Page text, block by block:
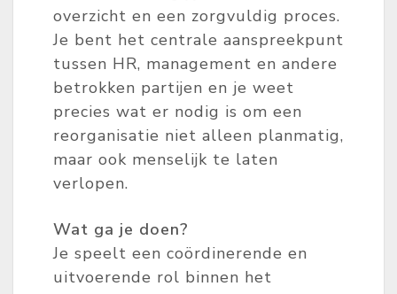
overzicht en een zorgvuldig proces.
Je bent het centrale aanspreekpunt
tussen HR, management en andere
betrokken partijen en je weet
precies wat er nodig is om een
reorganisatie niet alleen planmatig,
maar ook menselijk te laten
verlopen.
Wat ga je doen?
Je speelt een coördinerende en
uitvoerende rol binnen het